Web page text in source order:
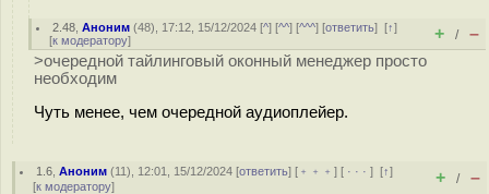
2.48 ,Аноним (48), 17:12, 15/12/2024 [^] [^^] [^^^] [ответить][↑]
[к модератору] + / –
>очередной тайлинговый оконный менеджер просто
необходим
Чуть менее, чем очередной аудиоплейер.
1.6 ,Аноним (11), 12:01, 15/12/2024 [ответить] [ ﹢﹢﹢] [ · · ·][↑]
[к модератору] + / –